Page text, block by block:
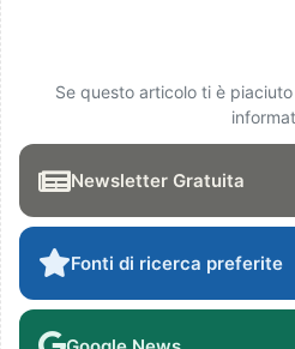
Se questo articolo ti è
Newsletter Gratuita
Fonti di ricerca preferite